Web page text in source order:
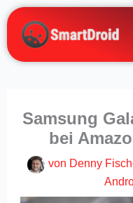
Zum
Inhalt
springen
Samsung
bei
von Denny